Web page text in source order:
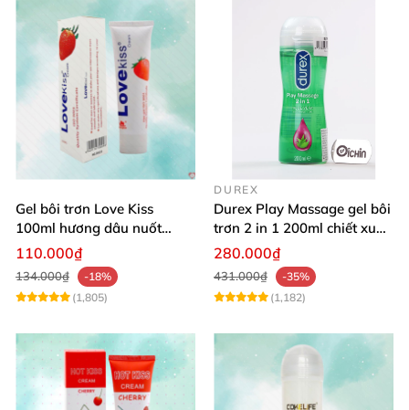
Gel bôi trơn Love Kiss
100ml hương dâu nuốt
được an toàn
110.000₫
134.000₫
-18%
(1,805)
DUREX
Durex Play Massage gel bôi
trơn 2 in 1 200ml chiết xuất
lô hội
280.000₫
431.000₫
-35%
(1,182)